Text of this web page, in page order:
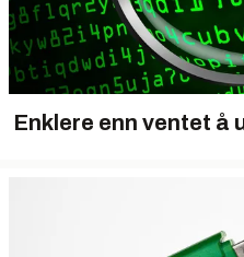
Enklere enn ventet å